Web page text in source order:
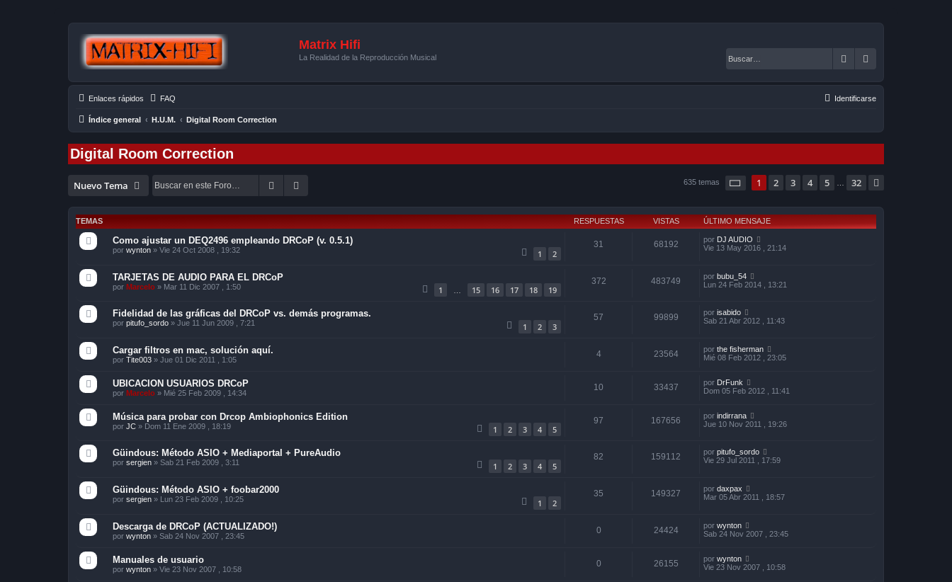
Matrix Hifi
La Realidad de la Reproducción Musical Buscar
Enlaces rápidos FAQ Identificarse
Índice general H.U.M. Digital Room Correction
Digital Room Correction
Nuevo Tema Buscar 635 temas Página1 de
1 2 3 4 5 32
TEMAS RESPUESTAS VISTAS ÚLTIMO MENSAJE
Como ajustar un DEQ2496 empleando DRCoP (v. 0.5.1)
por wynton » Vie 24 Oct 2008 , 19:32 1 2
31 68192 por DJ AUDIO
Vie 13 May 2016 , 21:14
TARJETAS DE AUDIO PARA EL DRCoP
por Marcelo » Mar 11 Dic 2007 , 1:50 1 15 16 17 18 19
372 483749 por bubu_54
Lun 24 Feb 2014 , 13:21
Fidelidad de las gráficas del DRCoP vs. demás programas.
por pitufo_sordo » Jue 11 Jun 2009 , 7:21 1 2 3
57 99899 por isabido
Sab 21 Abr 2012 , 11:43
Cargar filtros en mac, solución aquí.
por Tite003 » Jue 01 Dic 2011 , 1:05
4 23564 por the fisherman
Mié 08 Feb 2012 , 23:05
UBICACION USUARIOS DRCoP
por Marcelo » Mié 25 Feb 2009 , 14:34
10 33437 por DrFunk
Dom 05 Feb 2012 , 11:41
Música para probar con Drcop Ambiophonics Edition
por JC » Dom 11 Ene 2009 , 18:19 1 2 3 4 5
97 167656 por indirrana
Jue 10 Nov 2011 , 19:26
Güindous: Método ASIO + Mediaportal + PureAudio
por sergien » Sab 21 Feb 2009 , 3:11 1 2 3 4 5
82 159112 por pitufo_sordo
Vie 29 Jul 2011 , 17:59
Güindous: Método ASIO + foobar2000
por sergien » Lun 23 Feb 2009 , 10:25 1 2
35 149327 por daxpax
Mar 05 Abr 2011 , 18:57
Descarga de DRCoP (ACTUALIZADO!)
por wynton » Sab 24 Nov 2007 , 23:45
0 24424 por wynton
Sab 24 Nov 2007 , 23:45
Manuales de usuario
por wynton » Vie 23 Nov 2007 , 10:58
0 26155 por wynton
Vie 23 Nov 2007 , 10:58